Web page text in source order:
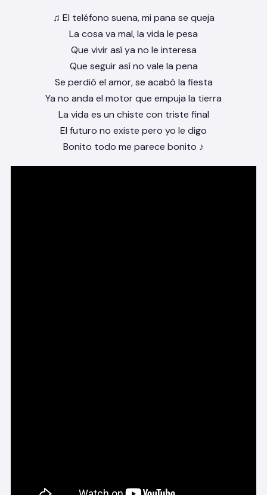
♫ El teléfono suena, mi pana se queja
La cosa va mal, la vida le pesa
Que vivir así ya no le interesa
Que seguir así no vale la pena
Se perdió el amor, se acabó la fiesta
Ya no anda el motor que empuja la tierra
La vida es un chiste con triste final
El futuro no existe pero yo le digo
Bonito todo me parece bonito ♪